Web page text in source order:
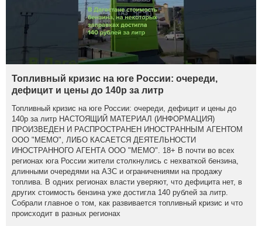
Топливный кризис на юге России: очереди,
дефицит и цены до 140р за литр
Топливный кризис на юге России: очереди, дефицит и цены до
140р за литр НАСТОЯЩИЙ МАТЕРИАЛ (ИНФОРМАЦИЯ)
ПРОИЗВЕДЕН И РАСПРОСТРАНЕН ИНОСТРАННЫМ АГЕНТОМ
ООО "МЕМО", ЛИБО КАСАЕТСЯ ДЕЯТЕЛЬНОСТИ
ИНОСТРАННОГО АГЕНТА ООО "МЕМО". 18+ В почти во всех
регионах юга России жители столкнулись с нехваткой бензина,
длинными очередями на АЗС и ограничениями на продажу
топлива. В одних регионах власти уверяют, что дефицита нет, в
других стоимость бензина уже достигла 140 рублей за литр.
Собрали главное о том, как развивается топливный кризис и что
происходит в разных регионах